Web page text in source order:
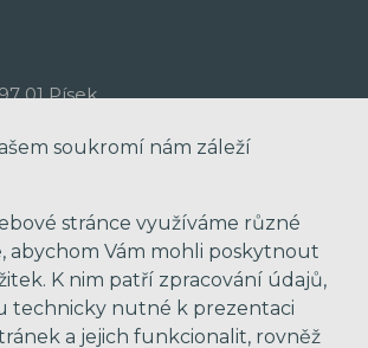
01 Písek
soukromí nám záleží
stránce využíváme různé
abychom Vám mohli poskytnout
K nim patří zpracování údajů,
technicky nutné k prezentaci
a jejich funkcionalit, rovněž